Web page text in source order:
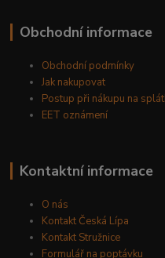
Obchodní informace
Obchodní podmínky
Jak nakupovat
Postup při nákupu na
EET oznámení
Kontaktní informace
O nás
Kontakt Česká Lípa
Kontakt Stružnice
Formulář na poptávku